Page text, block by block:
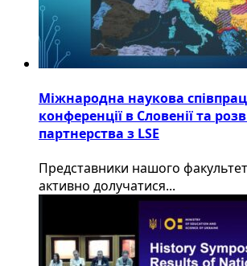
Міжнародна наукова
конференції в Словенії та
партнерства з LSE
​Представники нашого
активно долучатися...